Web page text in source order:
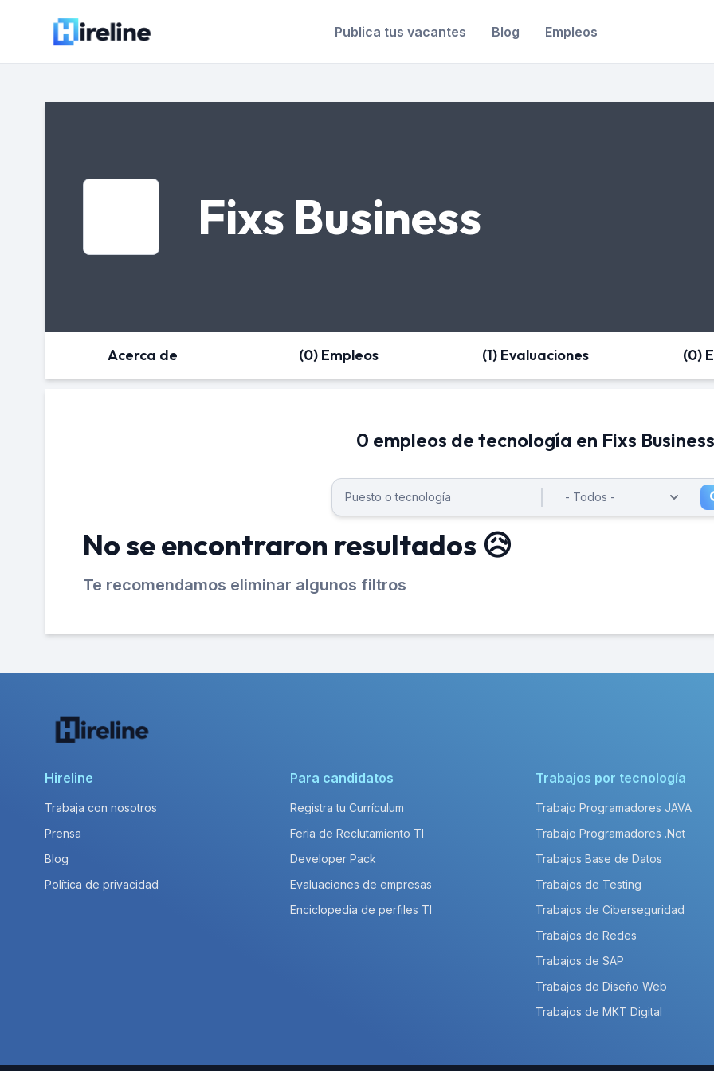
Publica tus vacantes Blog Empleos
Fixs Business
Acerca de (0) Empleos (1) Evaluaciones (0)
0 empleos de tecnología en Fixs Business
No se encontraron resultados 😥
Te recomendamos eliminar algunos filtros
Hireline
Trabaja con nosotros
Prensa
Blog
Política de privacidad
Para candidatos
Registra tu Currículum
Feria de Reclutamiento TI
Developer Pack
Evaluaciones de empresas
Enciclopedia de perfiles TI
Trabajos por tecnología
Trabajo Programadores JAVA
Trabajo Programadores .Net
Trabajos Base de Datos
Trabajos de Testing
Trabajos de Ciberseguridad
Trabajos de Redes
Trabajos de SAP
Trabajos de Diseño Web
Trabajos de MKT Digital